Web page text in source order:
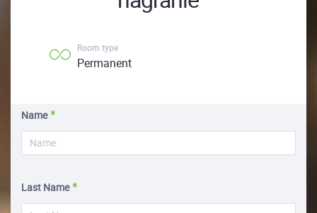
Room type
Permanent
Name
Last Name